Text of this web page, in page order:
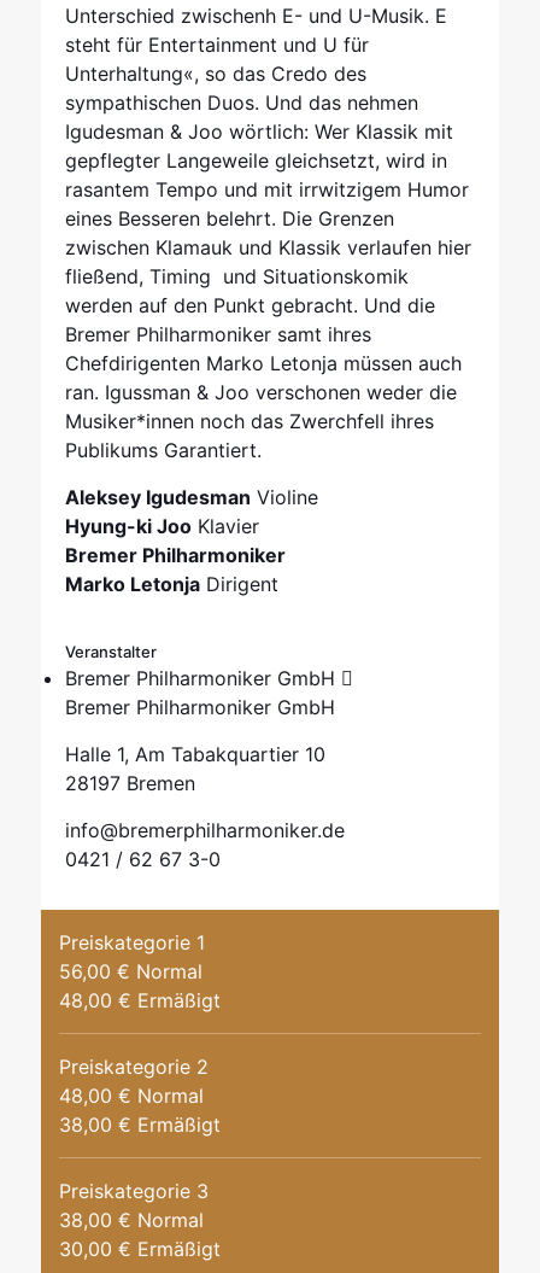
Unterschied zwischenh E- und U-Musik. E
steht für Entertainment und U für
Unterhaltung«, so das Credo des
sympathischen Duos. Und das nehmen
Igudesman & Joo wörtlich: Wer Klassik mit
gepflegter Langeweile gleichsetzt, wird in
rasantem Tempo und mit irrwitzigem Humor
eines Besseren belehrt. Die Grenzen
zwischen Klamauk und Klassik verlaufen hier
fließend, Timing und Situationskomik
werden auf den Punkt gebracht. Und die
Bremer Philharmoniker samt ihres
Chefdirigenten Marko Letonja müssen auch
ran. Igussman & Joo verschonen weder die
Musiker*innen noch das Zwerchfell ihres
Publikums Garantiert.
Aleksey Igudesman Violine
Hyung-ki JooKlavier
Bremer Philharmoniker
Marko LetonjaDirigent
Veranstalter
Bremer Philharmoniker GmbH
Bremer Philharmoniker GmbH
Halle 1, Am Tabakquartier 10
28197 Bremen
info@bremerphilharmoniker.de
0421 / 62 67 3-0
Preiskategorie 1
56,00 € Normal
48,00 € Ermäßigt
Preiskategorie 2
48,00 € Normal
38,00 € Ermäßigt
Preiskategorie 3
38,00 € Normal
30,00 € Ermäßigt